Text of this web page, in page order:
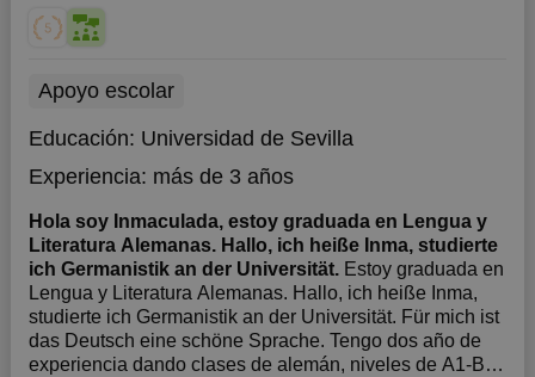
Apoyo escolar
Educación: Universidad de Sevilla
Experiencia: más de 3 años
Hola soy Inmaculada, estoy graduada en Lengua y
Literatura Alemanas. Hallo, ich heiße Inma, studierte
ich Germanistik an der Universität. Estoy graduada en
Lengua y Literatura Alemanas. Hallo, ich heiße Inma,
studierte ich Germanistik an der Universität. Für mich ist
das Deutsch eine schöne Sprache. Tengo dos año de
experiencia dando clases de alemán, niveles de A1-B2;